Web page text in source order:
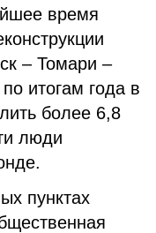
время
– Томари –
итогам года в
более 6,8
люди
пунктах